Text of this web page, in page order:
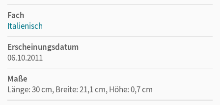
Fach
Italienisch
Erscheinungsdatum
06.10.2011
Maße
Länge: 30 cm, Breite: 21,1 cm, Höhe: 0,7 cm